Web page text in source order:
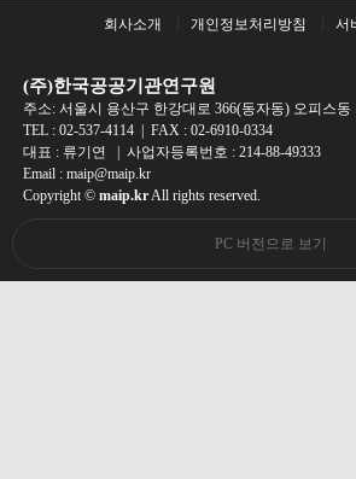
회사소개 개인정보처리방침 서
(주)한국공공기관연구원
주소: 서울시 용산구 한강대로 366(동자동) 오피스동
TEL : 02-537-4114| FAX : 02-6910-0334
대표 : 류기연 | 사업자등록번호 : 214-88-49333
Email : maip@maip.kr
Copyright © maip.krAll rights reserved.
PC 버전으로 보기